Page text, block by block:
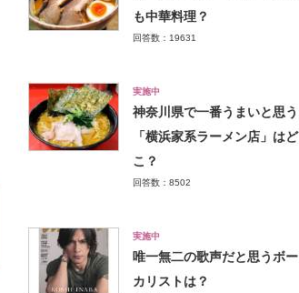
も中華料理？
回答数：19631
実施中
神奈川県で一番うまいと思う
「横浜家系ラーメン店」はど
こ？
回答数：8502
実施中
唯一無二の歌声だと思うボー
カリストは？